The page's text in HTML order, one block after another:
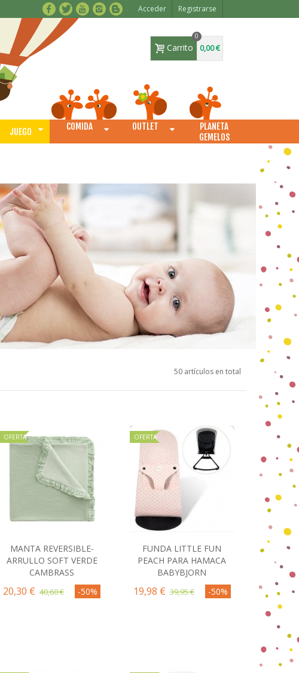
Acceder Registrarse
Carrito
0
0,00 €
JUEGO COMIDA OUTLET
PLANETA
GEMELOS
50 artículos en total
OFERTA
Comprar
MANTA REVERSIBLE-
ARRULLO SOFT VERDE
CAMBRASS
20,30 € 40,60 € -50%
OFERTA
Comprar
FUNDA LITTLE FUN
PEACH PARA HAMACA
BABYBJORN
19,98 € 39,95 € -50%